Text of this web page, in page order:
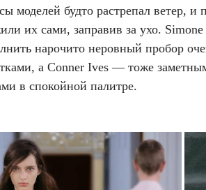
моделей будто растрепал ветер, и
их сами, заправив за ухо. Simone
нарочито неровный пробор
а Conner Ives — тоже
в спокойной палитре.